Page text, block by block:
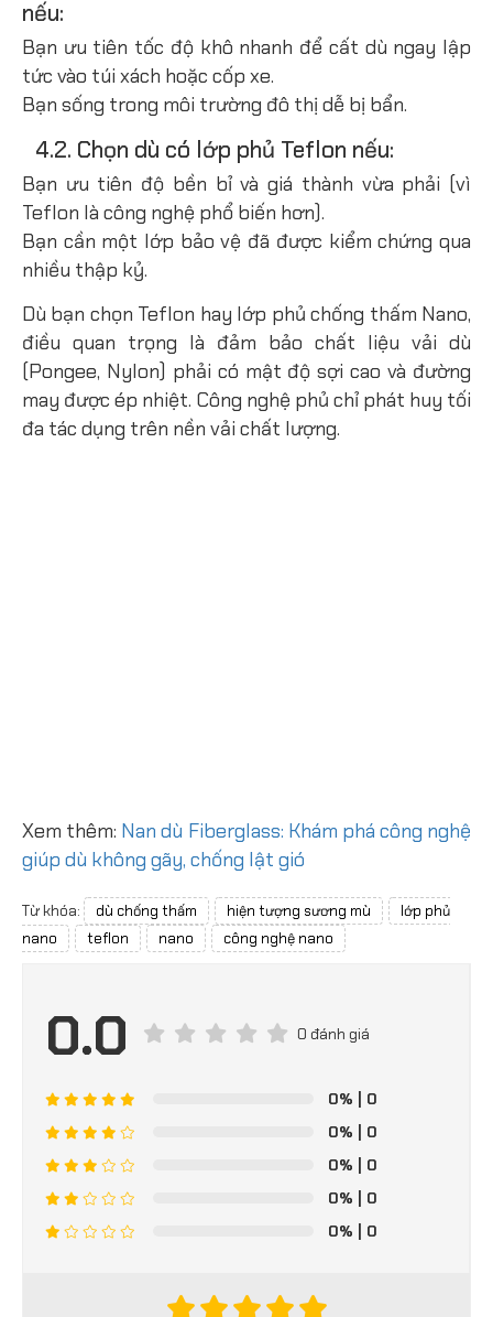
nếu:
Bạn ưu tiên tốc độ khô nhanh để cất dù ngay lập
tức vào túi xách hoặc cốp xe.
Bạn sống trong môi trường đô thị dễ bị bẩn.
4.2. Chọn dù có lớp phủ Teflon nếu:
Bạn ưu tiên độ bền bỉ và giá thành vừa phải (vì
Teflon là công nghệ phổ biến hơn).
Bạn cần một lớp bảo vệ đã được kiểm chứng qua
nhiều thập kỷ.
Dù bạn chọn Teflon hay lớp phủ chống thấm Nano,
điều quan trọng là đảm bảo chất liệu vải dù
(Pongee, Nylon) phải có mật độ sợi cao và đường
may được ép nhiệt. Công nghệ phủ chỉ phát huy tối
đa tác dụng trên nền vải chất lượng.
Xem thêm: Nan dù Fiberglass: Khám phá công nghệ
giúp dù không gãy, chống lật gió
Từ khóa: dù chống thấm hiện tượng sương mù
lớp phủ
nano
teflon nano công nghệ nano
0.0 0 đánh giá
0% | 0
0% | 0
0% | 0
0% | 0
0% | 0